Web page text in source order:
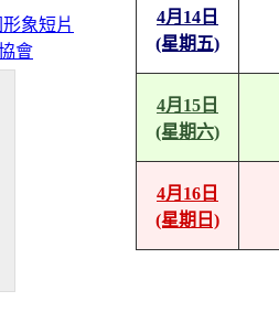
4月14日
(星期五)
4月15日
(星期六)
4月16日
(星期日)